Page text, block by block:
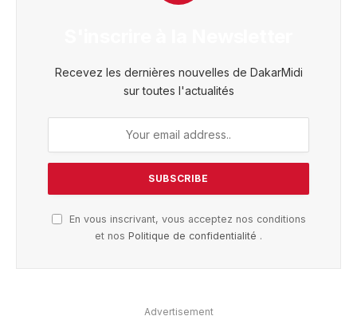
Recevez les dernières nouvelles de DakarMidi
sur toutes l'actualités
En vous inscrivant, vous acceptez nos conditions
et nos Politique de confidentialité .
Advertisement